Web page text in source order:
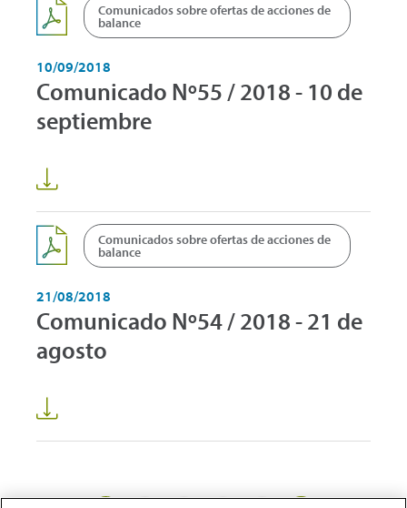
Comunicados sobre ofertas de acciones de
balance
10/09/2018
Comunicado Nº55 / 2018 - 10 de
septiembre
Comunicados sobre ofertas de acciones de
balance
21/08/2018
Comunicado Nº54 / 2018 - 21 de
agosto